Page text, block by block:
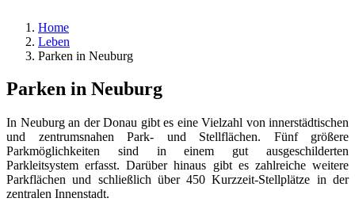
Home
Leben
Parken in Neuburg
Parken in Neuburg
In Neuburg an der Donau gibt es eine Vielzahl von innerstädtischen
und zentrumsnahen Park- und Stellflächen. Fünf größere
Parkmöglichkeiten sind in einem gut ausgeschilderten
Parkleitsystem erfasst. Darüber hinaus gibt es zahlreiche weitere
Parkflächen und schließlich über 450 Kurzzeit-Stellplätze in der
zentralen Innenstadt.